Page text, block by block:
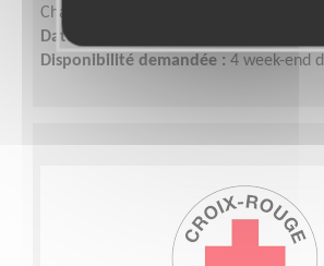
Champagnole
Date :
Disponibilité demandée : 4 week-end